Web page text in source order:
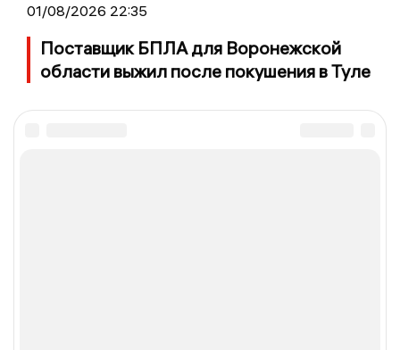
01/08/2026 22:35
Поставщик БПЛА для Воронежской
области выжил после покушения в Туле